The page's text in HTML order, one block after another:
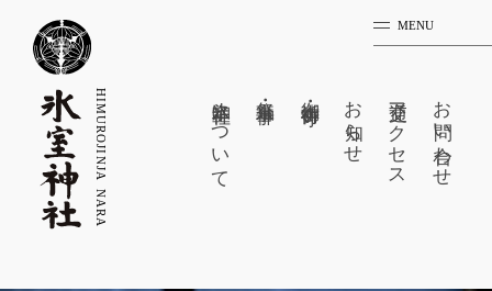
氷室神社について お知らせ 交通アクセス お問い合わせ
MENU